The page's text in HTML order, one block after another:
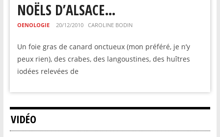
NOËLS D’ALSACE…
OENOLOGIE 20/12/2010 CAROLINE BODIN
Un foie gras de canard onctueux (mon préféré, je n’y
peux rien), des crabes, des langoustines, des huîtres
iodées relevées de
VIDÉO